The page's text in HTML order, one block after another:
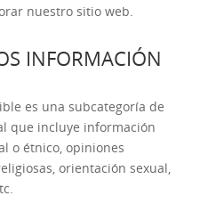
nuestro sitio web.
INFORMACIÓN
es una subcategoría de
que incluye información
o étnico, opiniones
orientación sexual,